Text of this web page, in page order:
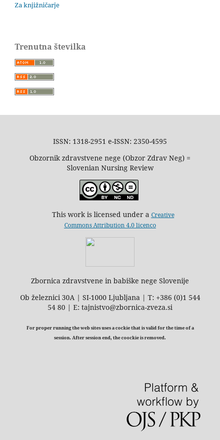
Za knjižničarje
Trenutna številka
ISSN: 1318-2951 e-ISSN: 2350-4595
Obzornik zdravstvene nege (Obzor Zdrav Neg) =
Slovenian Nursing Review
This work is licensed under a Creative
Commons Attribution 4.0 licenco
Zbornica zdravstvene in babiške nege Slovenije
Ob železnici 30A | SI-1000 Ljubljana | T: +386 (0)1 544
54 80 | E: tajnistvo@zbornica-zveza.si
For proper running the web sites uses a cockie that is valid for the time of a
session. After session end, the coockie is removed.